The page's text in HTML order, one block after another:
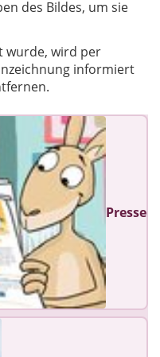
des Bildes, um sie
wurde, wird per
informiert
Presse